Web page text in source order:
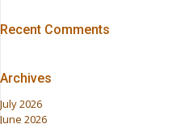
Recent Comments
Archives
July 2026
June 2026